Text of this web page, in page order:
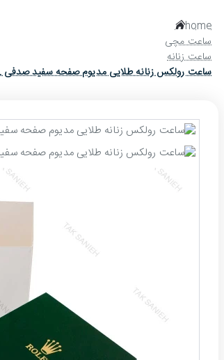
home
ساعت مچی
ساعت زنانه
ساعت رولکس زنانه طلایی مدیوم صفحه سفید صدفی Rolex-4449-L